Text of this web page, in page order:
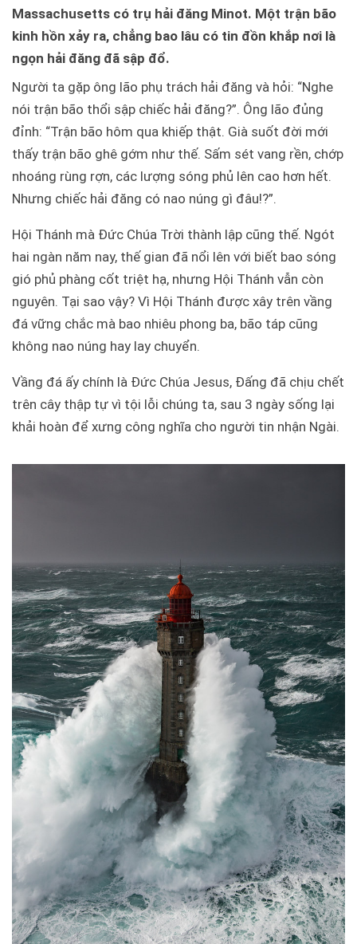
Massachusetts có trụ hải đăng Minot. Một trận bão
kinh hồn xảy ra, chẳng bao lâu có tin đồn khắp nơi là
ngọn hải đăng đã sập đổ.
Người ta gặp ông lão phụ trách hải đăng và hỏi: “Nghe
nói trận bão thổi sập chiếc hải đăng?”. Ông lão đủng
đỉnh: “Trận bão hôm qua khiếp thật. Già suốt đời mới
thấy trận bão ghê gớm như thế. Sấm sét vang rền, chớp
nhoáng rùng rợn, các lượng sóng phủ lên cao hơn hết.
Nhưng chiếc hải đăng có nao núng gì đâu!?”.
Hội Thánh mà Đức Chúa Trời thành lập cũng thế. Ngót
hai ngàn năm nay, thế gian đã nổi lên với biết bao sóng
gió phủ phàng cốt triệt hạ, nhưng Hội Thánh vẫn còn
nguyên. Tại sao vậy? Vì Hội Thánh được xây trên vầng
đá vững chắc mà bao nhiêu phong ba, bão táp cũng
không nao núng hay lay chuyển.
Vầng đá ấy chính là Đức Chúa Jesus, Đấng đã chịu chết
trên cây thập tự vì tội lỗi chúng ta, sau 3 ngày sống lại
khải hoàn để xưng công nghĩa cho người tin nhận Ngài.